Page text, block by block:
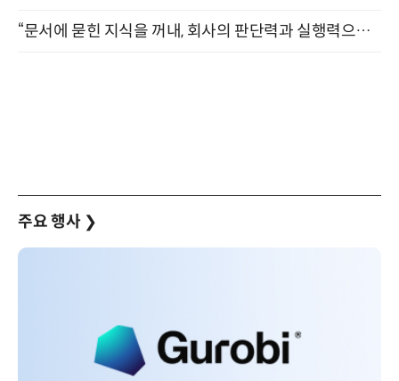
“문서에 묻힌 지식을 꺼내, 회사의 판단력과 실행력으로 바꾸다” (8/20)
주요 행사 ❯